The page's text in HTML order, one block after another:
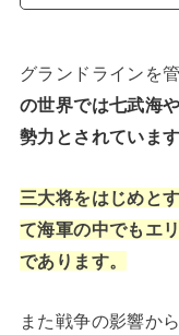
グランドラインを
の世界では七武海
勢力とされています
三大将をはじめと
て海軍の中でもエ
であります。
また戦争の影響か